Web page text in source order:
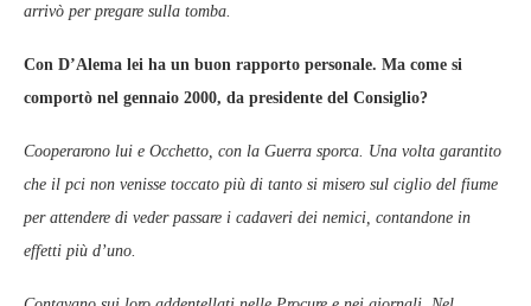
arrivò per pregare sulla tomba.
Con D’Alema lei ha un buon rapporto personale. Ma come si
comportò nel gennaio 2000, da presidente del Consiglio?
Cooperarono lui e Occhetto, con la Guerra sporca. Una volta garantito
che il pci non venisse toccato più di tanto si misero sul ciglio del fiume
per attendere di veder passare i cadaveri dei nemici, contandone in
effetti più d’uno.